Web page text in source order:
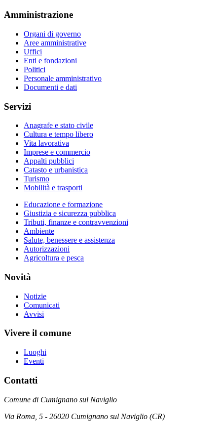
Amministrazione
Organi di governo
Aree amministrative
Uffici
Enti e fondazioni
Politici
Personale amministrativo
Documenti e dati
Servizi
Anagrafe e stato civile
Cultura e tempo libero
Vita lavorativa
Imprese e commercio
Appalti pubblici
Catasto e urbanistica
Turismo
Mobilità e trasporti
Educazione e formazione
Giustizia e sicurezza pubblica
Tributi, finanze e contravvenzioni
Ambiente
Salute, benessere e assistenza
Autorizzazioni
Agricoltura e pesca
Novità
Notizie
Comunicati
Avvisi
Vivere il comune
Luoghi
Eventi
Contatti
Comune di Cumignano sul Naviglio
Via Roma, 5 - 26020 Cumignano sul Naviglio (CR)